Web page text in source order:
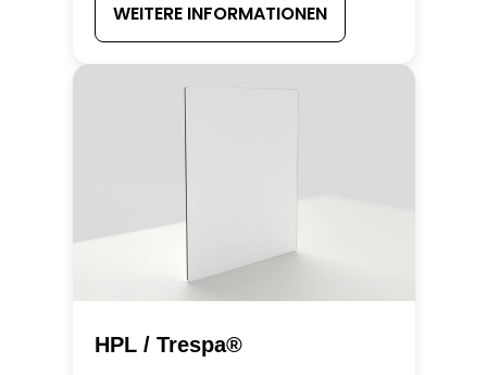
WEITERE INFORMATIONEN
HPL / Trespa®